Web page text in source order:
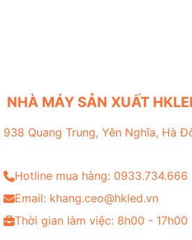
NHÀ MÁY SẢN XUẤT
938 Quang Trung, Yên Nghĩa, Hà
Hotline mua hàng: 0933.734.666
Email: khang.ceo@hkled.vn
Thời gian làm việc: 8h00 - 17h00